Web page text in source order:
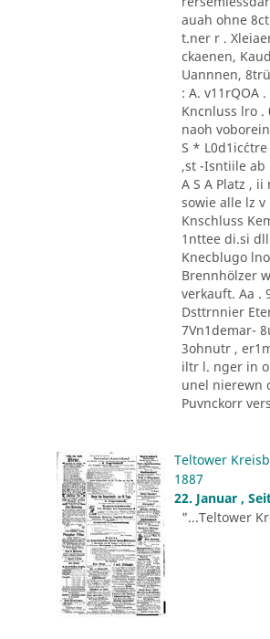
auah ohne
t.ner r .
ckaenen,
Uannnen,
: A. v11rQOA
Kncnluss lro .
naoh
S *
,st -Isntiile
A S A Platz ,
sowie alle lz
Knschluss
1nttee di.si
Knecblugo
Brennhölzer
verkauft. Aa .
Dsttrnnier
7Vn1demar-
3ohnutr ,
iltr l. nger in
unel nierewn
Puvnckorr
Teltower
1887
22. Januar ,
"...Teltower